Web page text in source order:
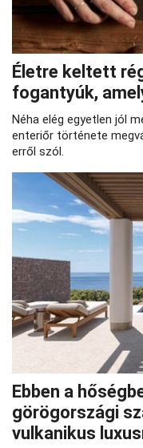
Életre keltett
fogantyúk,
Néha elég egyetlen jól
enteriőr története
erről szól.
Ebben a
görögországi
vulkanikus